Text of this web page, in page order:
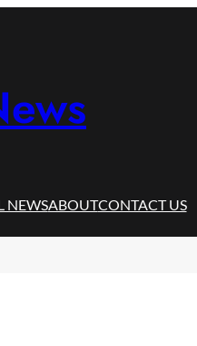
NEWSABOUTCONTACT US